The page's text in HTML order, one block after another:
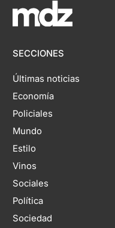
SECCIONES
Últimas noticias
Economía
Policiales
Mundo
Estilo
Vinos
Sociales
Política
Sociedad